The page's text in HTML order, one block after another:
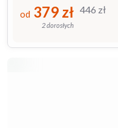
446 zł
od 379 zł
2 dorosłych